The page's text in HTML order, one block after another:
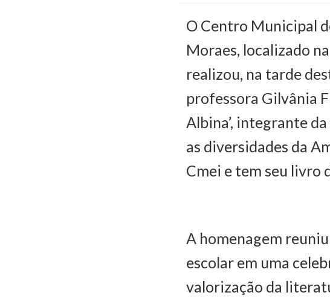
O Centro Municipal
Moraes, localizado
realizou, na tarde
professora Gilvânia
Albina’, integrante
as diversidades da
Cmei e tem seu livro
A homenagem
escolar em uma
valorização da